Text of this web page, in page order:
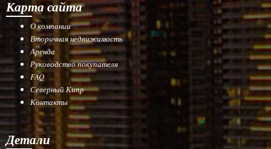
Карта сайта
О компании
Вторичная недвижимость
Аренда
Руководство покупателя
FAQ
Северный Кипр
Контакты
Детали